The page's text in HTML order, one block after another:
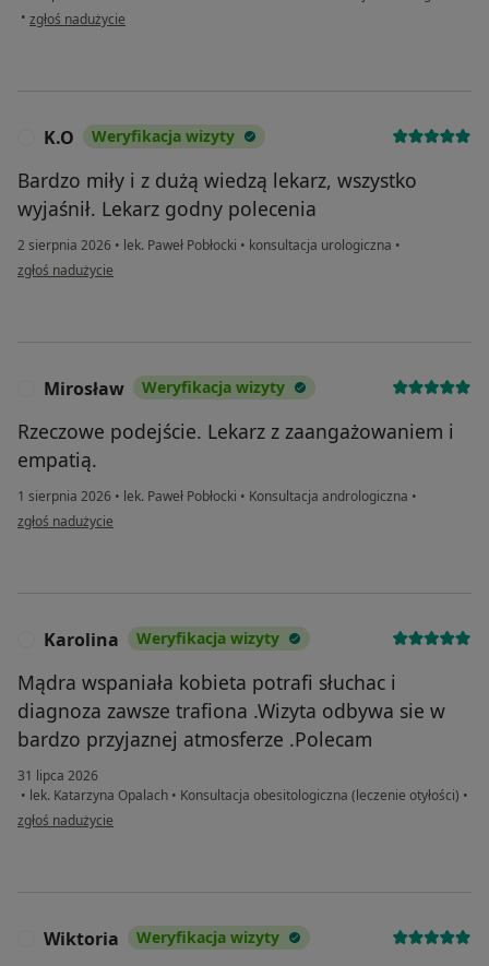
• w opinii użytkownika Justyna
zgłoś nadużycie
K.O Weryfikacja wizyty
Bardzo miły i z dużą wiedzą lekarz, wszystko
wyjaśnił. Lekarz godny polecenia
2 sierpnia 2026 • lek. Paweł Pobłocki • konsultacja urologiczna •
w opinii użytkownika K.O
zgłoś nadużycie
Mirosław Weryfikacja wizyty
Rzeczowe podejście. Lekarz z zaangażowaniem i
empatią.
1 sierpnia 2026 • lek. Paweł Pobłocki • Konsultacja andrologiczna •
w opinii użytkownika Mirosław
zgłoś nadużycie
Karolina Weryfikacja wizyty
Mądra wspaniała kobieta potrafi słuchac i
diagnoza zawsze trafiona .Wizyta odbywa sie w
bardzo przyjaznej atmosferze .Polecam
31 lipca 2026
• lek. Katarzyna Opalach • Konsultacja obesitologiczna (leczenie otyłości) •
w opinii użytkownika Karolina
zgłoś nadużycie
Wiktoria Weryfikacja wizyty